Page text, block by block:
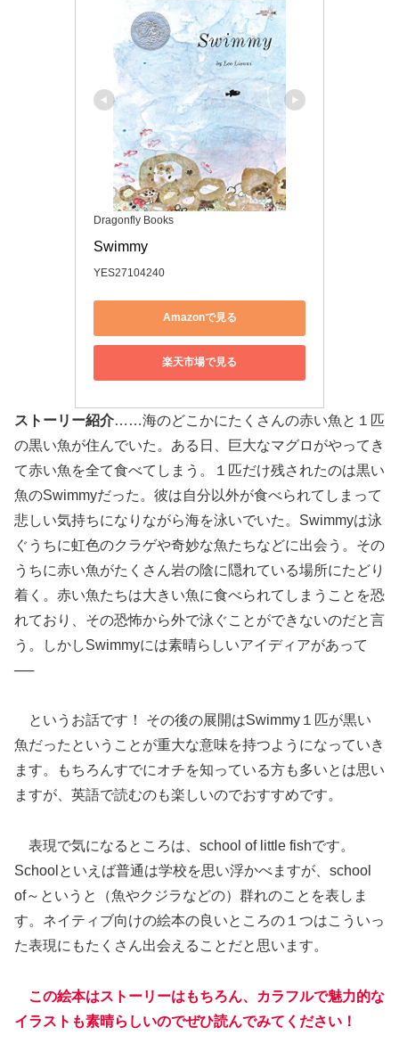
Dragonfly Books
Swimmy
YES27104240
Amazonで見る
楽天市場で見る
ストーリー紹介……海のどこかにたくさんの赤い魚と１匹
の黒い魚が住んでいた。ある日、巨大なマグロがやってき
て赤い魚を全て食べてしまう。１匹だけ残されたのは黒い
魚のSwimmyだった。彼は自分以外が食べられてしまって
悲しい気持ちになりながら海を泳いでいた。Swimmyは泳
ぐうちに虹色のクラゲや奇妙な魚たちなどに出会う。その
うちに赤い魚がたくさん岩の陰に隠れている場所にたどり
着く。赤い魚たちは大きい魚に食べられてしまうことを恐
れており、その恐怖から外で泳ぐことができないのだと言
う。しかしSwimmyには素晴らしいアイディアがあって
──
というお話です！ その後の展開はSwimmy１匹が黒い
魚だったということが重大な意味を持つようになっていき
ます。もちろんすでにオチを知っている方も多いとは思い
ますが、英語で読むのも楽しいのでおすすめです。
表現で気になるところは、school of little fishです。
Schoolといえば普通は学校を思い浮かべますが、school
of～というと（魚やクジラなどの）群れのことを表しま
す。ネイティブ向けの絵本の良いところの１つはこういっ
た表現にもたくさん出会えることだと思います。
この絵本はストーリーはもちろん、カラフルで魅力的な
イラストも素晴らしいのでぜひ読んでみてください！